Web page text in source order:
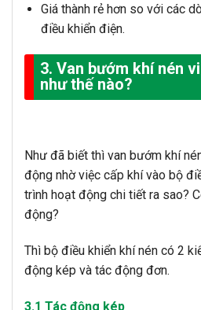
Giá thành rẻ hơn so với các
điều khiển điện.
3. Van bướm khí nén
như thế nào?
Như đã biết thì van bướm khí
động nhờ việc cấp khí vào bộ
trình hoạt động chi tiết ra sao?
động?
Thì bộ điều khiển khí nén có 2
động kép và tác động đơn.
3.1 Tác động kép